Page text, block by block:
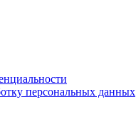
персональных данных